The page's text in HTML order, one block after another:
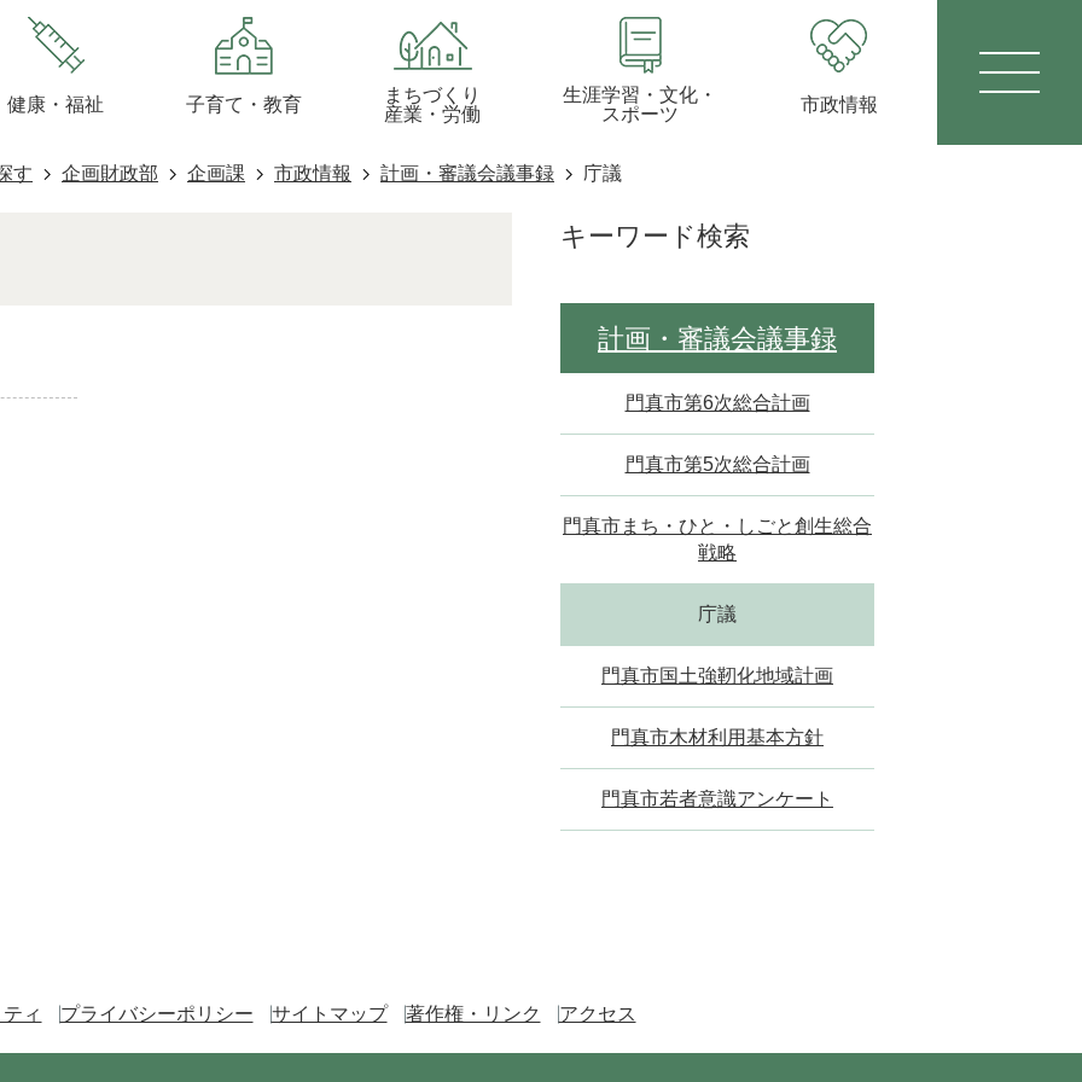
健康・福祉 子育て・教育
まちづくり
産業・労働
生涯学習・文化・
スポーツ
市政情報
す 企画財政部 企画課 市政情報 計画・審議会議事録 庁議
キーワード検索
計画・審議会議事録
門真市第6次総合計画
門真市第5次総合計画
門真市まち・ひと・しごと創生総合
戦略
庁議
門真市国土強靭化地域計画
門真市木材利用基本方針
門真市若者意識アンケート
ィ プライバシーポリシー サイトマップ 著作権・リンク アクセス